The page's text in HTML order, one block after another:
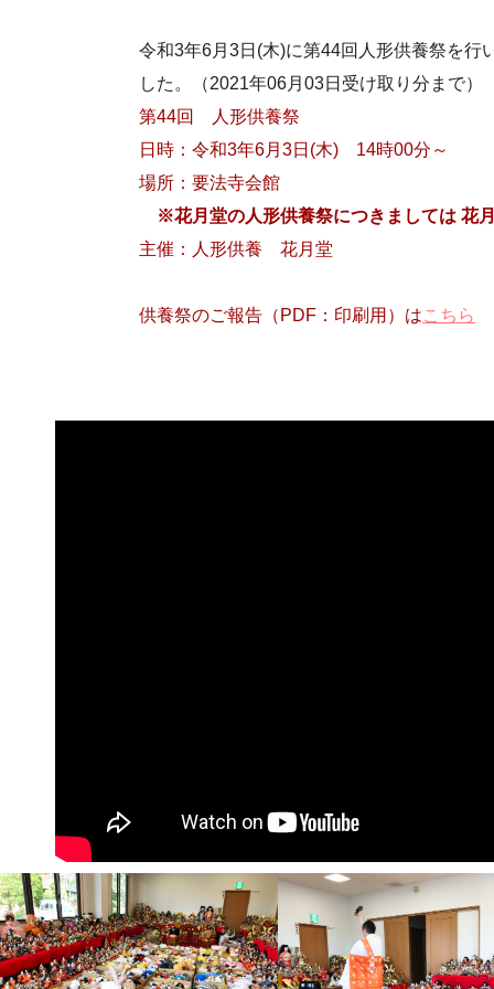
令和3年6月3日(木)に第44回人形供養祭を行
した。（2021年06月03日受け取り分まで）
第44回 人形供養祭
日時：令和3年6月3日(木) 14時00分～
場所：要法寺会館
※花月堂の人形供養祭につきましては 花
主催：人形供養 花月堂
供養祭のご報告（PDF：印刷用）はこちら